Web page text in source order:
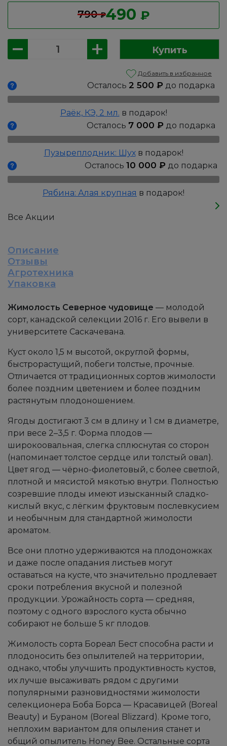
790₽490 ₽
Количество
товара
Бореал
Бест
(Северное
Р9
Купить
Добавить в избранное
Осталось 2 500 ₽ до подарка
Раёк, КЭ, 2 мл. в подарок!
Осталось 7 000 ₽ до подарка
Пузыреплодник: Шухв подарок!
Осталось 10 000 ₽ до подарка
Рябина: Алая крупная в подарок!
Все Акции
Описание
Отзывы
Агротехника
Упаковка
Жимолость Северное чудовище — молодой
сорт, канадской селекции 2016 г. Его вывели в
университете Саскачевана.
Куст около 1,5 м высотой, округлой формы,
быстрорастущий, побеги толстые, прочные.
Отличается от традиционных сортов жимолости
более поздним цветением и более поздним
растянутым плодоношением.
Ягоды достигают 3 см в длину и 1 см в диаметре,
при весе 2–3,5 г. Форма плодов —
широкоовальная, слегка сплюснутая со сторон
(напоминает толстое сердце или толстый овал).
Цвет ягод — чёрно-фиолетовый, с более светлой,
плотной и мясистой мякотью внутри. Полностью
созревшие плоды имеют изысканный сладко-
кислый вкус, с лёгким фруктовым послевкусием
и необычным для стандартной жимолости
ароматом.
Все они плотно удерживаются на плодоножках
и даже после опадания листьев могут
оставаться на кусте, что значительно продлевает
сроки потребления вкусной и полезной
продукции. Урожайность сорта — средняя,
поэтому с одного взрослого куста обычно
собирают не больше 5 кг плодов.
Жимолость сорта Бореал Бест способна расти и
плодоносить без опылителей на территории,
однако, чтобы улучшить продуктивность кустов,
их лучше высаживать рядом с другими
популярными разновидностями жимолости
селекционера Боба Борса — Красавицей (Boreal
Beauty) и Бураном (Boreal Blizzard). Кроме того,
неплохим вариантом для опыления станет и
общий опылитель Honey Bee. Остальные сорта